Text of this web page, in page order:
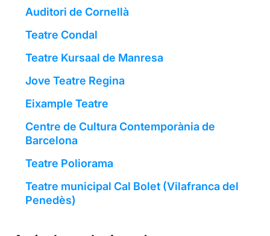
Auditori de Cornellà
Teatre Condal
Teatre Kursaal de Manresa
Jove Teatre Regina
Eixample Teatre
Centre de Cultura Contemporània de
Barcelona
Teatre Poliorama
Teatre municipal Cal Bolet (Vilafranca del
Penedès)